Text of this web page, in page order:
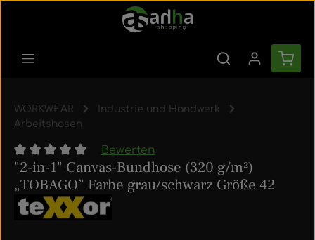
Zum Hauptinhalt springen
WORKWEAR
Industrie und Handwerk
Arbeitshosen
Durchschnittliche Bewertung von 0 von 5 Sternen
Bewerten
"2-in-1" Canvas-Bundhose (320 g/m²)
„TOBAGO” Farbe grau/schwarz Größe 42